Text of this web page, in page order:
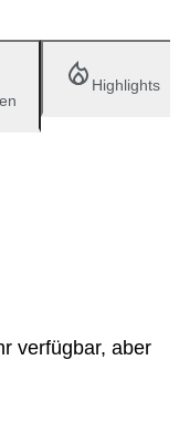
Highlights
verfügbar, aber